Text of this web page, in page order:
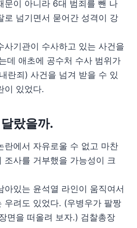
문이 아니라 6대 범죄를 뺀 나
로 넘기면서 묻어간 성격이 강
사기관이 수사하고 있는 사건을
데 애초에 공수처 수사 범위가
란죄) 사건을 넘겨 받을 수 있
이 있었다.
랐을까.
란에서 자유로울 수 없고 마찬
조사를 거부했을 가능성이 크
아있는 윤석열 라인이 움직여서
우려도 있었다. (우병우가 팔짱
면을 떠올려 보자.) 검찰총장